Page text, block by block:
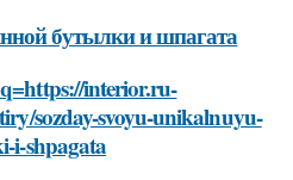
бутылки и шпагата
interior.ru-
sozday-svoyu-unikalnuyu-
i-shpagata